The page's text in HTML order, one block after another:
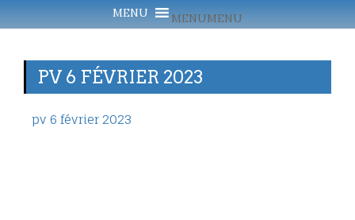
MENUMENU
PV 6 FÉVRIER 2023
pv 6 février 2023